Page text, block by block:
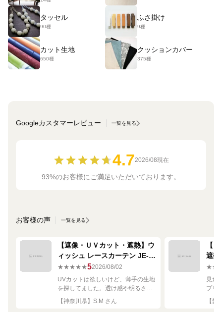
タッセル
90種
ふさ掛け
9種
カット生地
650種
クッションカバー
375種
Googleカスタマーレビュー 一覧を見る
4.72026/08現在
93%のお客様にご満足いただいております。
お客様の声 一覧を見る
【遮像・ＵＶカット・遮熱】ウ
ィッシュ レースカーテン JE-
67249R シルバー
★★★★★52026/08/02
UVカットは欲しいけど、薄手の生地
を探してました。透け感や明るさも
ちょうど良く思った通りで満足で
す。
【神奈川県】S.M さん
【
遮熱
ー
見た
プリ
れい
【愛